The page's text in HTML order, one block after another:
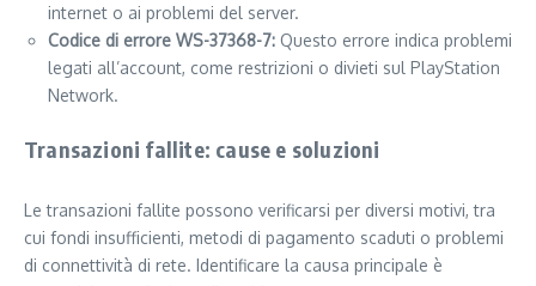
internet o ai problemi del server.
Codice di errore WS-37368-7: Questo errore indica problemi
legati all’account, come restrizioni o divieti sul PlayStation
Network.
Transazioni fallite: cause e soluzioni
Le transazioni fallite possono verificarsi per diversi motivi, tra
cui fondi insufficienti, metodi di pagamento scaduti o problemi
di connettività di rete. Identificare la causa principale è